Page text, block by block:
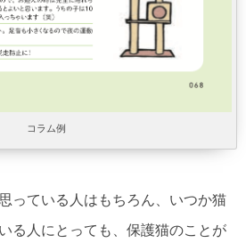
コラム例
っている人はもちろん、いつか猫
る人にとっても、保護猫のことが